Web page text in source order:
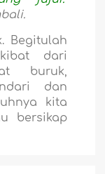
Begitulah
dari
buruk,
dan
kita
bersikap